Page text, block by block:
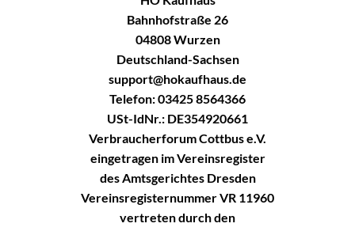
Bahnhofstraße 26
04808 Wurzen
Deutschland-Sachsen
support@hokaufhaus.de
Telefon: 03425 8564366
USt-IdNr.: DE354920661
Verbraucherforum Cottbus e.V.
eingetragen im Vereinsregister
des Amtsgerichtes Dresden
Vereinsregisternummer VR 11960
vertreten durch den